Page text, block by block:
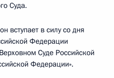
Суда.
вступает в силу со дня
Федерации
Суде Российской
Федерации».